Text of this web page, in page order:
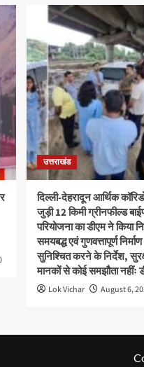
उत्तराखंड
दिल्ली-देहरादून आर्थिक
जुड़ी 12 किमी ग्रीनफील्ड
परियोजना का डीएम ने किया
समयबद्ध एवं गुणवत्तापूर्ण निर्माण
सुनिश्चित करने के निर्देश,
मानकों से कोई समझौता नहींः
Lok Vichar August 6,